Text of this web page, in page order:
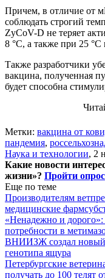
Причем, в отличие от
соблюдать строгий
ZyCoV-D не теряет
8 °C, а также при 25 °C
Также разработчики
вакцина, полученная
будет способна
Метки: вакцина от
пандемия,
Наука и технологии, 2
Какие новости
жизни»? Пройти опрос
Еще по теме
Производителям
медицинские
«Ненадежно и дорого»:
потребности в
ВНИИЗЖ создал новый
генотипа ящура
Петербургские
получать до 100 телят